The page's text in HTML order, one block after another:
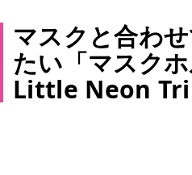
マスクと合わ
たい「マスク
Little Neon